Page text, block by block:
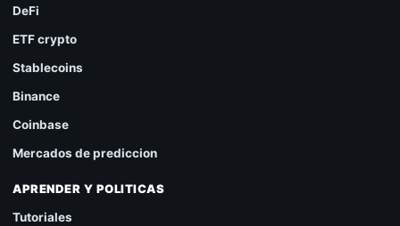
DeFi
ETF crypto
Stablecoins
Binance
Coinbase
Mercados de prediccion
APRENDER Y POLITICAS
Tutoriales